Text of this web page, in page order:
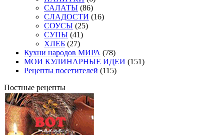
САЛАТЫ (86)
СЛАДОСТИ (16)
СОУСЫ (25)
СУПЫ (41)
ХЛЕБ (27)
Кухни народов МИРА (78)
МОИ КУЛИНАРНЫЕ ИДЕИ (151)
Рецепты посетителей (115)
Постные рецепты